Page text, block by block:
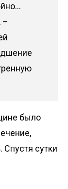
–
было
Спустя сутки